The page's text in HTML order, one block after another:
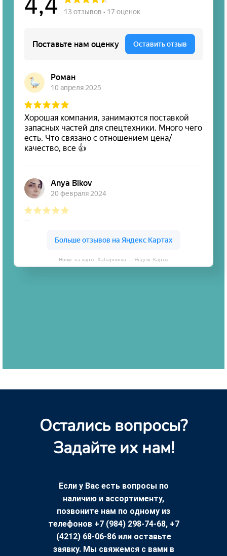
Новус на карте Хабаровска — Яндекс Карты
Остались вопросы?
Задайте их нам!
Если у Вас есть вопросы по
наличию и ассортименту,
позвоните нам по одному из
телефонов +7 (984) 298-74-68, +7
(4212) 68-06-86 или оставьте
заявку. Мы свяжемся с вами в